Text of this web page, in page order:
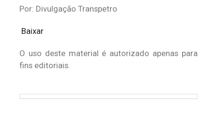
Por: Divulgação Transpetro
Baixar
O uso deste material é autorizado apenas para
fins editoriais.